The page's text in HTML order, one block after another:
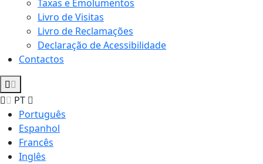
Taxas e Emolumentos
Livro de Visitas
Livro de Reclamações
Declaração de Acessibilidade
Contactos
PT
Português
Espanhol
Francês
Inglês